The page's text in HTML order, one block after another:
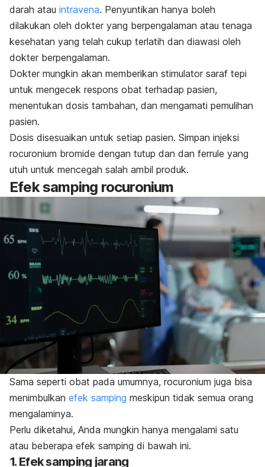
darah atau intravena. Penyuntikan hanya boleh
dilakukan oleh dokter yang berpengalaman atau tenaga
kesehatan yang telah cukup terlatih dan diawasi oleh
dokter berpengalaman.
Dokter mungkin akan memberikan stimulator saraf tepi
untuk mengecek respons obat terhadap pasien,
menentukan dosis tambahan, dan mengamati pemulihan
pasien.
Dosis disesuaikan untuk setiap pasien. Simpan injeksi
rocuronium bromide dengan tutup dan dan ferrule yang
utuh untuk mencegah salah ambil produk.
Efek samping rocuronium
Sama seperti obat pada umumnya, rocuronium juga bisa
menimbulkan efek samping meskipun tidak semua orang
mengalaminya.
Perlu diketahui, Anda mungkin hanya mengalami satu
atau beberapa efek samping di bawah ini.
1. Efek samping jarang